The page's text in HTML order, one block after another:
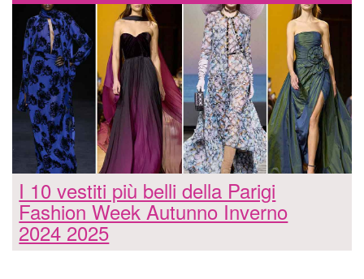
I 10 vestiti più belli della Parigi
Fashion Week Autunno Inverno
2024 2025